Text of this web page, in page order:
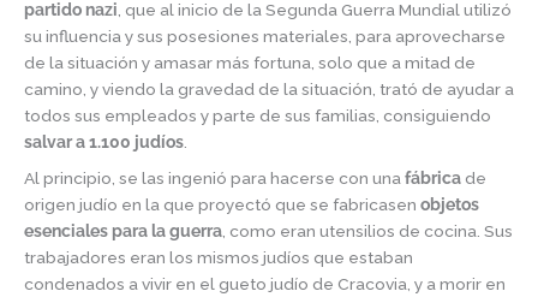
partido nazi , que al inicio de la Segunda Guerra Mundial utilizó
su influencia y sus posesiones materiales, para aprovecharse
de la situación y amasar más fortuna, solo que a mitad de
camino, y viendo la gravedad de la situación, trató de ayudar a
todos sus empleados y parte de sus familias, consiguiendo
salvar a 1.100 judíos
Al principio, se las ingenió para hacerse con una fábrica de
origen judío en la que proyectó que se fabricasen objetos
esenciales para la guerra , como eran utensilios de cocina. Sus
trabajadores eran los mismos judíos que estaban
condenados a vivir en el gueto judío de Cracovia, y a morir en